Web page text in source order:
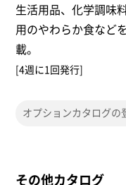
生活用品、化学調味
用のやわらか食など
載。
[4週に1回発行]
オプションカタログの
その他カタログ